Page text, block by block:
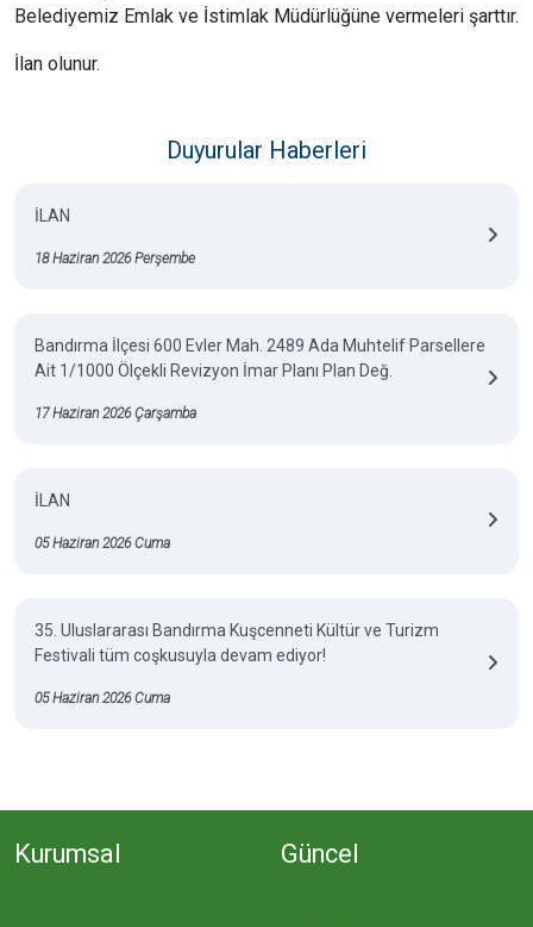
Belediyemiz Emlak ve İstimlak Müdürlüğüne vermeleri şarttır.
İlan olunur.
Duyurular Haberleri
İLAN
18 Haziran 2026 Perşembe
Bandırma İlçesi 600 Evler Mah. 2489 Ada Muhtelif Parsellere
Ait 1/1000 Ölçekli Revizyon İmar Planı Plan Değ.
17 Haziran 2026 Çarşamba
İLAN
05 Haziran 2026 Cuma
35. Uluslararası Bandırma Kuşcenneti Kültür ve Turizm
Festivali tüm coşkusuyla devam ediyor!
05 Haziran 2026 Cuma
Kurumsal Güncel